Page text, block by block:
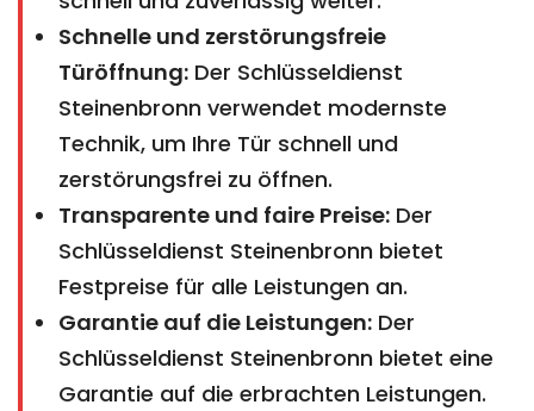
Schnelle und zerstörungsfreie
Türöffnung: Der Schlüsseldienst
Steinenbronn verwendet modernste
Technik, um Ihre Tür schnell und
zerstörungsfrei zu öffnen.
Transparente und faire Preise: Der
Schlüsseldienst Steinenbronn bietet
Festpreise für alle Leistungen an.
Garantie auf die Leistungen: Der
Schlüsseldienst Steinenbronn bietet eine
Garantie auf die erbrachten Leistungen.